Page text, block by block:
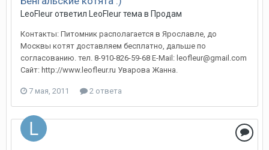
LeoFleurответил LeoFleurтема в Продам
Контакты: Питомник располагается в Ярославле, до
Москвы котят доставляем бесплатно, дальше по
согласованию. тел. 8-910-826-59-68 E-Mail: leofleur@gmail.com
Сайт: http://www.leofleur.ru Уварова Жанна.
7 мая, 2011 2 ответа